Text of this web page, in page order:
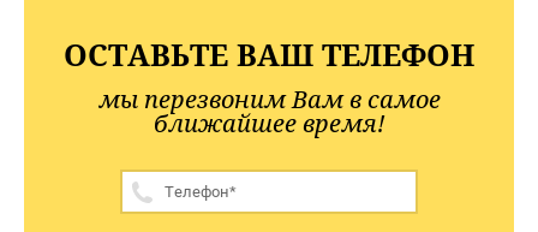
ОСТАВЬТЕ ВАШ ТЕЛЕФОН
мы перезвоним Вам в самое
ближайшее время!